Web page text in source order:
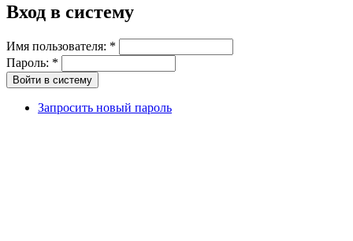
Вход в систему
Имя пользователя: *
Пароль: *
Запросить новый пароль